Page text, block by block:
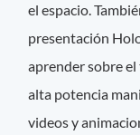
el espacio.
presentación
aprender sobre
alta potencia
videos y